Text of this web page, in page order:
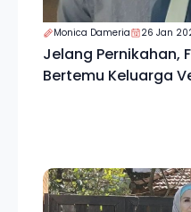
Monica Dameria 26 Jan
Jelang Pernikahan,
Bertemu Keluarga